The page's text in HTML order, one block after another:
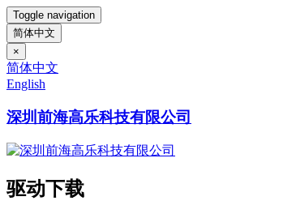
Toggle navigation
简体中文
×
简体中文
English
深圳前海高乐科技有限公司
驱动下载